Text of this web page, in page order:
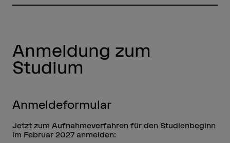
Anmeldung zum
Studium
Anmeldeformular
Jetzt zum Aufnahmeverfahren für den Studienbeginn
im Februar 2027 anmelden: